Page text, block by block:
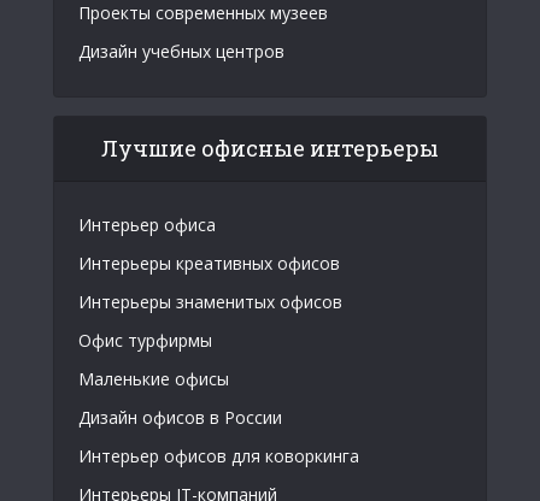
Проекты современных музеев
Дизайн учебных центров
Лучшие офисные интерьеры
Интерьер офиса
Интерьеры креативных офисов
Интерьеры знаменитых офисов
Офис турфирмы
Маленькие офисы
Дизайн офисов в России
Интерьер офисов для коворкинга
Интерьеры IT-компаний